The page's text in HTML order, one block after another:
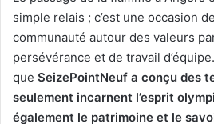
simple relais ; c’est une occasion
communauté autour des valeurs
persévérance et de travail
que SeizePointNeuf a conçu des
seulement incarnent l’esprit
également le patrimoine et le